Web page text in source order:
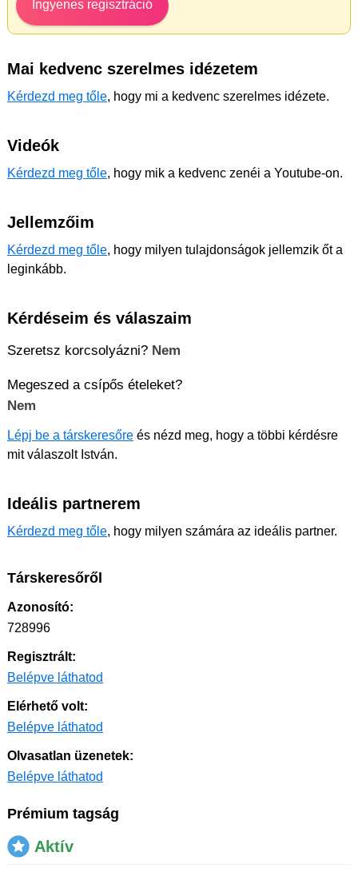
Ingyenes regisztráció
Mai kedvenc szerelmes idézetem
Kérdezd meg tőle, hogy mi a kedvenc szerelmes idézete.
Videók
Kérdezd meg tőle, hogy mik a kedvenc zenéi a Youtube-on.
Jellemzőim
Kérdezd meg tőle, hogy milyen tulajdonságok jellemzik őt a
leginkább.
Kérdéseim és válaszaim
Szeretsz korcsolyázni? Nem
Megeszed a csípős ételeket?
Nem
Lépj be a társkeresőre és nézd meg, hogy a többi kérdésre
mit válaszolt István.
Ideális partnerem
Kérdezd meg tőle, hogy milyen számára az ideális partner.
Társkeresőről
Azonosító:
728996
Regisztrált:
Belépve láthatod
Elérhető volt:
Belépve láthatod
Olvasatlan üzenetek:
Belépve láthatod
Prémium tagság
Aktív